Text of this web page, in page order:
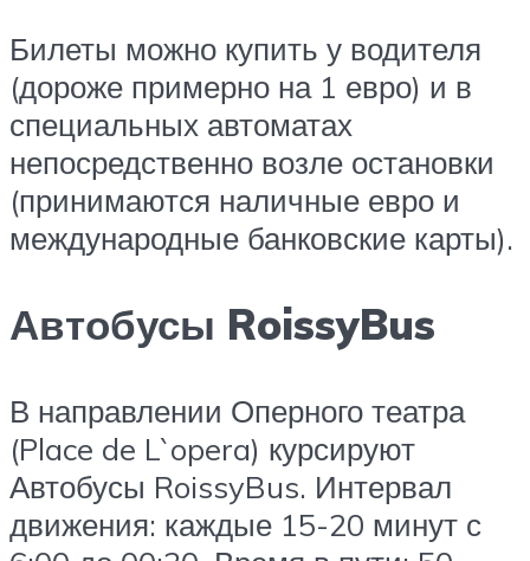
Билеты можно купить у водителя
(дороже примерно на 1 евро) и в
специальных автоматах
непосредственно возле остановки
(принимаются наличные евро и
международные банковские карты).
Автобусы RoissyBus
В направлении Оперного театра
(Place de L`opera) курсируют
Автобусы RoissyBus. Интервал
движения: каждые 15-20 минут с